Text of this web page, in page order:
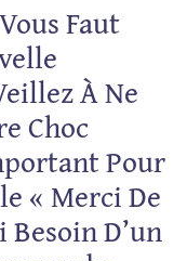
Faut
À Ne
Choc
Pour
« Merci De
Besoin D’un